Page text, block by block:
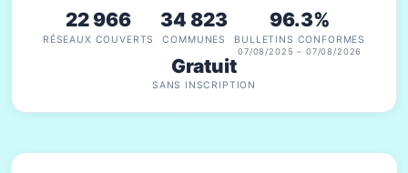
22 966
RÉSEAUX COUVERTS
34 823
COMMUNES
96.3%
BULLETINS CONFORMES
07/08/2025 – 07/08/2026
Gratuit
SANS INSCRIPTION